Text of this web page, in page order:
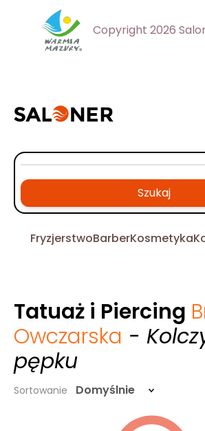
Copyright 2026
Szukaj
FryzjerstwoBarberKosmetyka
Tatuaż i Piercing
Owczarska -
pępku
Sortowanie Domyślnie